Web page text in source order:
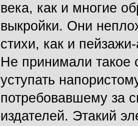
века, как и многие
выкройки. Они
стихи, как и
Не принимали такое
уступать
потребовавшему за
издателей. Этакий